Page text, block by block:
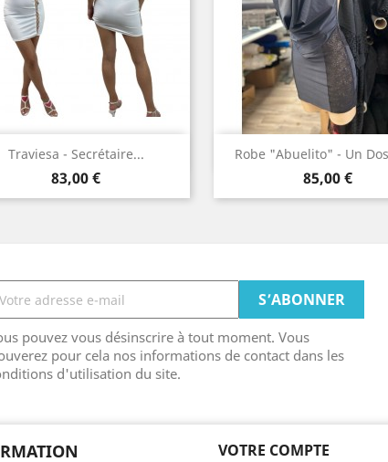
Traviesa - Secrétaire...
Prix
83,00 €
Aperçu rapide
Blanc
Robe "Abuelito" - Un
Prix
85,00 €
Aperçu rapide
Noir
pouvez vous désinscrire à tout moment. Vous
pour cela nos informations de contact dans les
d'utilisation du site.
VOTRE COMPTE